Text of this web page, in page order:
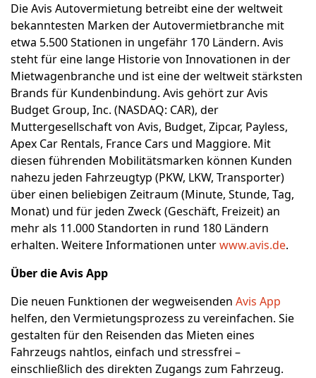
Die Avis Autovermietung betreibt eine der weltweit
bekanntesten Marken der Autovermietbranche mit
etwa 5.500 Stationen in ungefähr 170 Ländern. Avis
steht für eine lange Historie von Innovationen in der
Mietwagenbranche und ist eine der weltweit stärksten
Brands für Kundenbindung. Avis gehört zur Avis
Budget Group, Inc. (NASDAQ: CAR), der
Muttergesellschaft von Avis, Budget, Zipcar, Payless,
Apex Car Rentals, France Cars und Maggiore. Mit
diesen führenden Mobilitätsmarken können Kunden
nahezu jeden Fahrzeugtyp (PKW, LKW, Transporter)
über einen beliebigen Zeitraum (Minute, Stunde, Tag,
Monat) und für jeden Zweck (Geschäft, Freizeit) an
mehr als 11.000 Standorten in rund 180 Ländern
erhalten. Weitere Informationen unterwww.avis.de.
Über die Avis App
Die neuen Funktionen der wegweisenden Avis App
helfen, den Vermietungsprozess zu vereinfachen. Sie
gestalten für den Reisenden das Mieten eines
Fahrzeugs nahtlos, einfach und stressfrei –
einschließlich des direkten Zugangs zum Fahrzeug.